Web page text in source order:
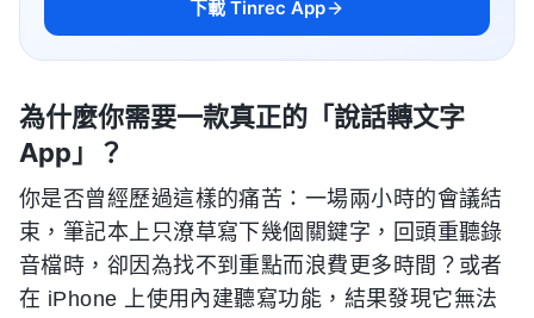
下載 Tinrec App
為什麼你需要一款真正的「說話轉文字
App」？
你是否曾經歷過這樣的痛苦：一場兩小時的會議結
束，筆記本上只潦草寫下幾個關鍵字，回頭重聽錄
音檔時，卻因為找不到重點而浪費更多時間？或者
在 iPhone 上使用內建聽寫功能，結果發現它無法